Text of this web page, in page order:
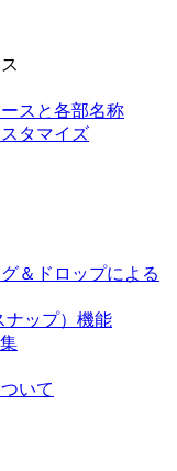
スと各部名称
タマイズ
＆ドロップによる
ナップ）機能
いて